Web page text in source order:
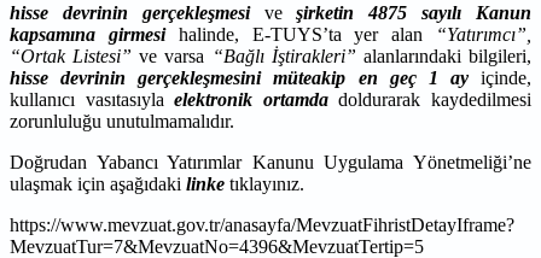
hisse devrinin gerçekleşmesiveşirketin 4875 sayılı Kanun
kapsamına girmesihalinde, E-TUYS’ta yer alan
“Yatırımcı”,
“Ortak Listesi” ve varsa “Bağlı İştirakleri” alanlarındaki bilgileri,
hisse devrinin gerçekleşmesini müteakip en geç 1 ayiçinde,
kullanıcı vasıtasıylaelektronik ortamdadoldurarak kaydedilmesi
zorunluluğu unutulmamalıdır.
Doğrudan Yabancı Yatırımlar Kanunu Uygulama Yönetmeliği’ne
ulaşmak için aşağıdaki linke tıklayınız.
https://www.mevzuat.gov.tr/anasayfa/MevzuatFihristDetayIframe?
MevzuatTur=7&MevzuatNo=4396&MevzuatTertip=5